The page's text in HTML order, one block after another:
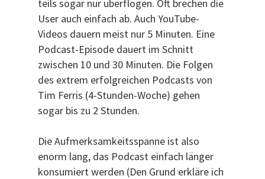
teils sogar nur überflogen. Oft brechen die
User auch einfach ab. Auch YouTube-
Videos dauern meist nur 5 Minuten. Eine
Podcast-Episode dauert im Schnitt
zwischen 10 und 30 Minuten. Die Folgen
des extrem erfolgreichen Podcasts von
Tim Ferris (4-Stunden-Woche) gehen
sogar bis zu 2 Stunden.
Die Aufmerksamkeitsspanne ist also
enorm lang, das Podcast einfach länger
konsumiert werden (Den Grund erkläre ich